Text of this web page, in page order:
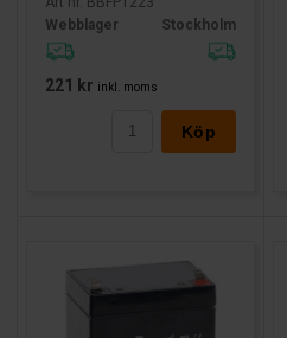
Solcellsbatteri
solcellsbatteri
lagrar
använda den när solen inte
solcellsbatterier
Cykling(hur ofta batteriet
Webblager
Stockholm
221 kr inkl. moms
Köp